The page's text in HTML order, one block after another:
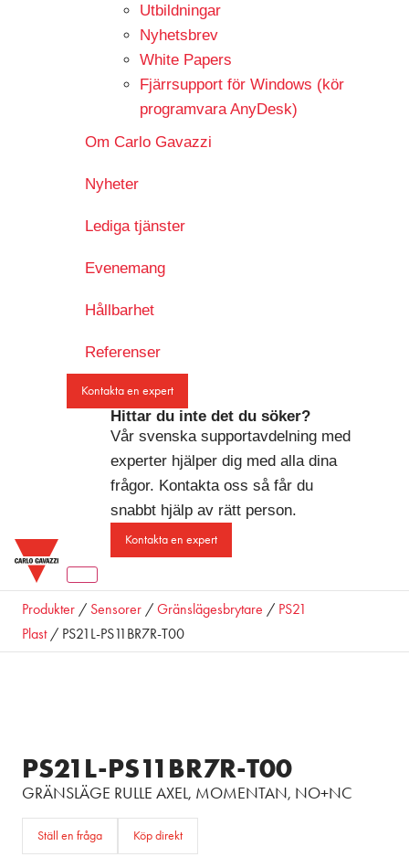
Utbildningar
Nyhetsbrev
White Papers
Fjärrsupport för Windows (kör
programvara AnyDesk)
Om Carlo Gavazzi
Nyheter
Lediga tjänster
Evenemang
Hållbarhet
Referenser
Kontakta en expert
Hittar du inte det du söker?
Vår svenska supportavdelning med
experter hjälper dig med alla dina
frågor. Kontakta oss så får du
snabbt hjälp av rätt person.
Kontakta en expert
Produkter / Sensorer / Gränslägesbrytare / PS21
Plast/ PS21L-PS11BR7R-T00
PS21L-PS11BR7R-T00
GRÄNSLÄGE RULLE AXEL, MOMENTAN, NO+NC
Ställ en fråga Köp direkt